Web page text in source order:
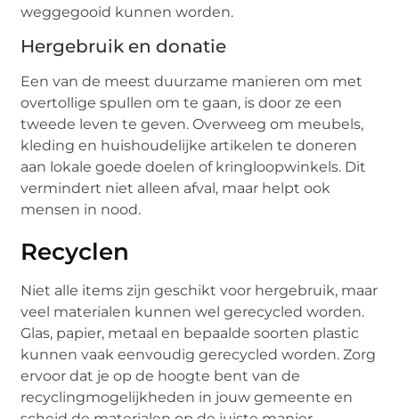
weggegooid kunnen worden.
Hergebruik en donatie
Een van de meest duurzame manieren om met
overtollige spullen om te gaan, is door ze een
tweede leven te geven. Overweeg om meubels,
kleding en huishoudelijke artikelen te doneren
aan lokale goede doelen of kringloopwinkels. Dit
vermindert niet alleen afval, maar helpt ook
mensen in nood.
Recyclen
Niet alle items zijn geschikt voor hergebruik, maar
veel materialen kunnen wel gerecycled worden.
Glas, papier, metaal en bepaalde soorten plastic
kunnen vaak eenvoudig gerecycled worden. Zorg
ervoor dat je op de hoogte bent van de
recyclingmogelijkheden in jouw gemeente en